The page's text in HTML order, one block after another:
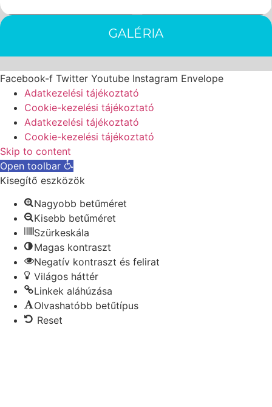
GALÉRIA
Facebook-f Twitter Youtube Instagram Envelope
Adatkezelési tájékoztató
Cookie-kezelési tájékoztató
Adatkezelési tájékoztató
Cookie-kezelési tájékoztató
Skip to content
Open toolbar
Kisegítő eszközök
Nagyobb betűméret
Kisebb betűméret
Szürkeskála
Magas kontraszt
Negatív kontraszt és felirat
Világos háttér
Linkek aláhúzása
Olvashatóbb betűtípus
Reset